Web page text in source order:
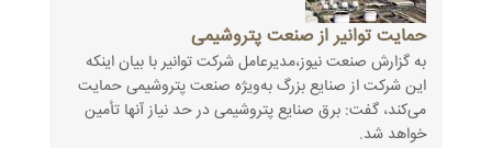
حمایت توانیر از صنعت پتروشیمی
به گزارش صنعت نیوز،مدیرعامل شرکت توانیر با بیان اینکه
این شرکت از صنایع بزرگ به‌ویژه صنعت پتروشیمی حمایت
می‌کند، گفت: برق صنایع پتروشیمی در حد نیاز آنها تأمین
خواهد شد.